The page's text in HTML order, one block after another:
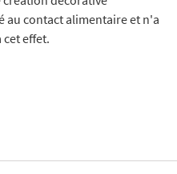
au contact alimentaire et n'a
effet.